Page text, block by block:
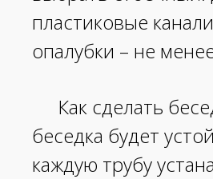
пластиковые
опалубки – не
Как сделать
беседка будет
каждую трубу